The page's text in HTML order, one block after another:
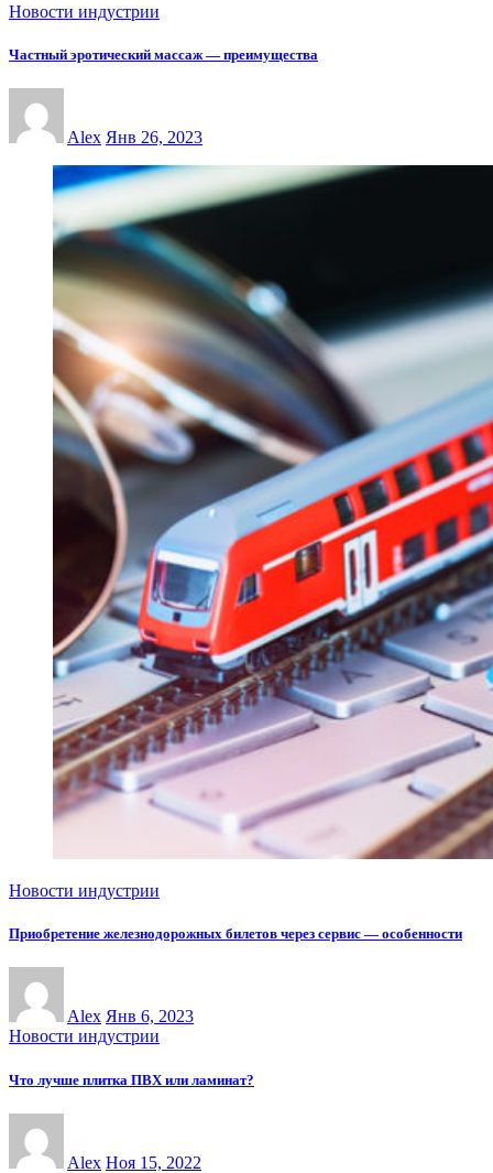
Новости индустрии
Частный эротический массаж — преимущества
Alex Янв 26, 2023
Новости индустрии
Приобретение железнодорожных билетов через сервис — особенности
Alex Янв 6, 2023
Новости индустрии
Что лучше плитка ПВХ или ламинат?
Alex Ноя 15, 2022